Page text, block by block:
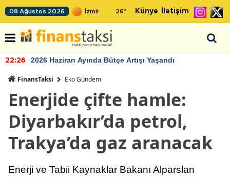
08 Ağustos 2026 26° Künye İletişim
22:26 2026 Haziran Ayında Bütçe Artışı Yaşandı
FinansTaksi Eko Gündem
Enerjide çifte hamle:
Diyarbakır’da petrol,
Trakya’da gaz aranacak
Enerji ve Tabii Kaynaklar Bakanı Alparslan